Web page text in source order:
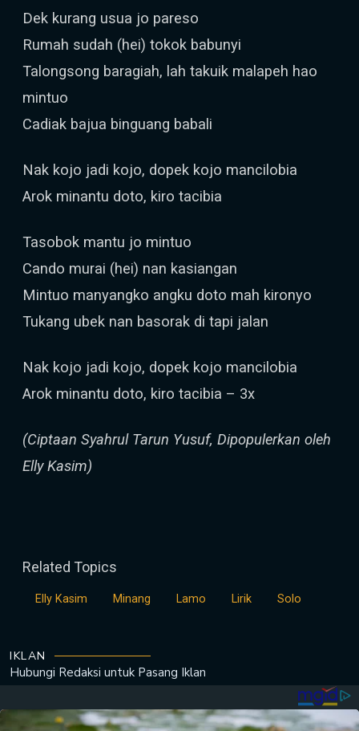
Dek kurang usua jo pareso
Rumah sudah (hei) tokok babunyi
Talongsong baragiah, lah takuik malapeh hao
mintuo
Cadiak bajua binguang babali
Nak kojo jadi kojo, dopek kojo mancilobia
Arok minantu doto, kiro tacibia
Tasobok mantu jo mintuo
Cando murai (hei) nan kasiangan
Mintuo manyangko angku doto mah kironyo
Tukang ubek nan basorak di tapi jalan
Nak kojo jadi kojo, dopek kojo mancilobia
Arok minantu doto, kiro tacibia – 3x
(Ciptaan Syahrul Tarun Yusuf, Dipopulerkan oleh
Elly Kasim)
Related Topics
Elly Kasim Minang Lamo Lirik Solo
IKLAN
Hubungi Redaksi untuk Pasang Iklan